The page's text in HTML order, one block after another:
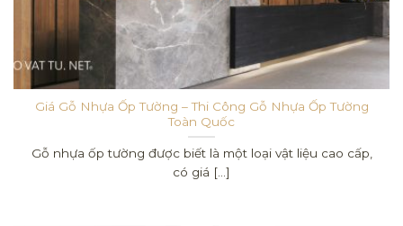
Giá Gỗ Nhựa Ốp Tường – Thi Công Gỗ Nhựa Ốp Tường
Toàn Quốc
Gỗ nhựa ốp tường được biết là một loại vật liệu cao cấp,
có giá [...]